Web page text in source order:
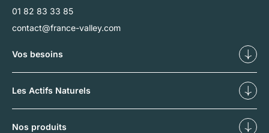
01 82 83 33 85
contact@france-valley.com
Vos besoins
Les Actifs Naturels
Nos produits